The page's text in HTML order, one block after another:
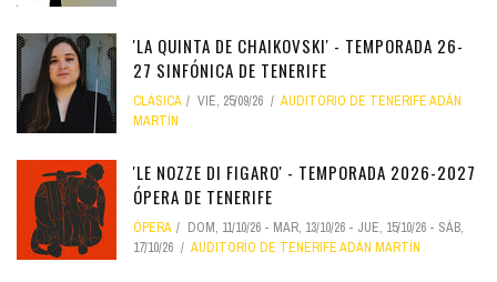
'LA QUINTA DE CHAIKOVSKI' - TEMPORADA 26-
27 SINFÓNICA DE TENERIFE
CLÁSICA VIE, 25/09/26
AUDITORIO DE TENERIFE ADÁN
MARTÍN
'LE NOZZE DI FIGARO' - TEMPORADA 2026-2027
ÓPERA DE TENERIFE
ÓPERA DOM, 11/10/26 - MAR, 13/10/26 - JUE, 15/10/26 - SÁB,
17/10/26
AUDITORIO DE TENERIFE ADÁN MARTÍN